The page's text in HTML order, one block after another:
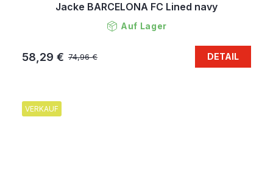
Jacke BARCELONA FC Lined navy
Auf Lager
74,96 €
58,29 € DETAIL
VERKAUF